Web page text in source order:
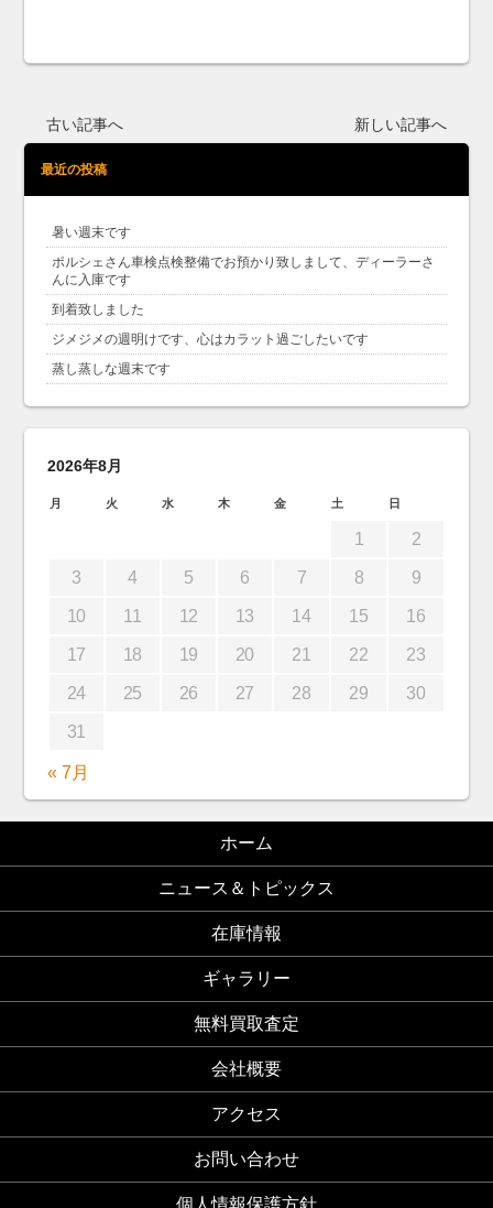
古い記事へ 新しい記事へ
最近の投稿
暑い週末です
ポルシェさん車検点検整備でお預かり致しまして、ディーラーさ
んに入庫です
到着致しました
ジメジメの週明けです、心はカラット過ごしたいです
蒸し蒸しな週末です
2026年8月
月 火 水 木 金 土 日
1 2
3 4 5 6 7 8 9
10 11 12 13 14 15 16
17 18 19 20 21 22 23
24 25 26 27 28 29 30
31
« 7月
ホーム
ニュース＆トピックス
在庫情報
ギャラリー
無料買取査定
会社概要
アクセス
お問い合わせ
個人情報保護方針